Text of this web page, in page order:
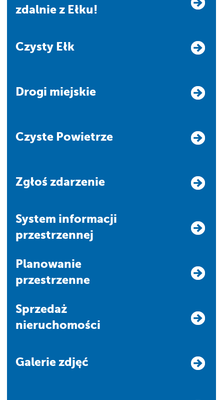
zdalnie z Ełku!
Czysty Ełk
Drogi miejskie
Czyste Powietrze
Zgłoś zdarzenie
system informacji
przestrzennej
Planowanie
przestrzenne
Sprzedaż
nieruchomości
Galerie zdjęć